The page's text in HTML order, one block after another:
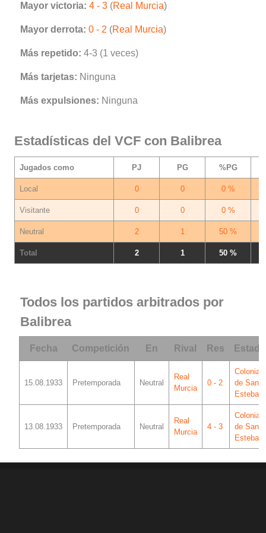
Mayor victoria: 4 - 3 (Real Murcia)
Mayor derrota: 0 - 2 (Real Murcia)
Más repetido: 4-3 (1 veces)
Más tarjetas: Ninguna
Más expulsiones: Ninguna
Estadísticas del VCF con Balibrea
Jugados como PJ PG %PG
Local 0 0 0 %
Visitante 0 0 0 %
Neutral 2 1 50 %
Total 2 1 50 %
Todos los partidos arbitrados por
Balibrea
Fecha Competición En Rival Res
15.08.1933 Pretemporada Neutral
Real
Murcia
0 - 2
Colonia
de San
Esteban
13.08.1933 Pretemporada Neutral
Real
Murcia
4 - 3
Colonia
de San
Esteban